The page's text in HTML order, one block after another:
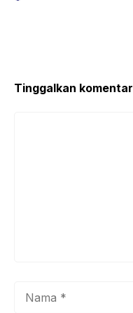
Tinggalkan komentar